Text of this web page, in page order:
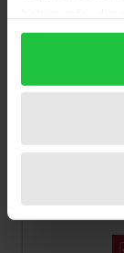
gesammelt
Der Preis